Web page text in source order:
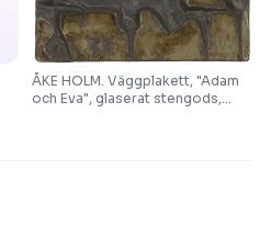
ÅKE HOLM. Väggplakett, "Adam
och Eva", glaserat stengods,